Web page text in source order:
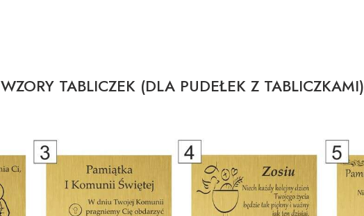
WZORY TABLICZEK (DLA PUDEŁEK Z TABLICZKAMI)